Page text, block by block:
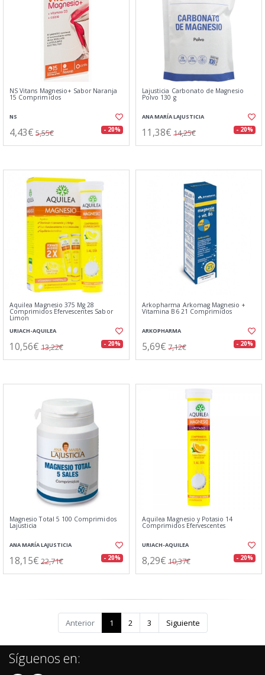
NS Vitans Magnesio+ Sabor Naranja
15 Comprimidos
NS
4,43€ 5,55€ - 20%
Lajusticia Carbonato de Magnesio
Polvo 130 g
ANA MARÍA LAJUSTICIA
11,38€ 14,25€ - 20%
Aquilea Magnesio 375 Mg 28
Comprimidos Efervescentes Sabor
Limon
URIACH-AQUILEA
10,56€ 13,22€ - 20%
Arkopharma Arkomag Magnesio +
Vitamina B6 21 Comprimidos
ARKOPHARMA
5,69€ 7,12€ - 20%
Magnesio Total 5 100 Comprimidos
Lajusticia
ANA MARÍA LAJUSTICIA
18,15€ 22,71€ - 20%
Aquilea Magnesio y Potasio 14
Comprimidos Efervescentes
URIACH-AQUILEA
8,29€ 10,37€ - 20%
Anterior 1 2 3 Siguiente
Síguenos en: